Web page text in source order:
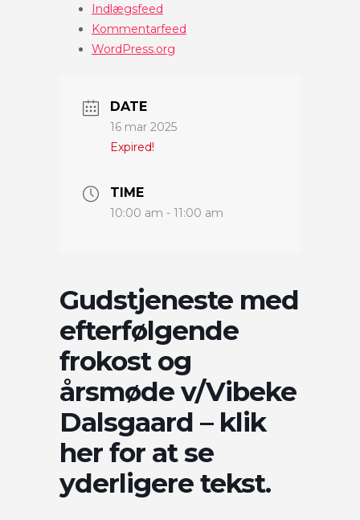
Indlægsfeed
Kommentarfeed
WordPress.org
DATE
16 mar 2025
Expired!
TIME
10:00 am - 11:00 am
Gudstjeneste med
efterfølgende
frokost og
årsmøde v/Vibeke
Dalsgaard – klik
her for at se
yderligere tekst.